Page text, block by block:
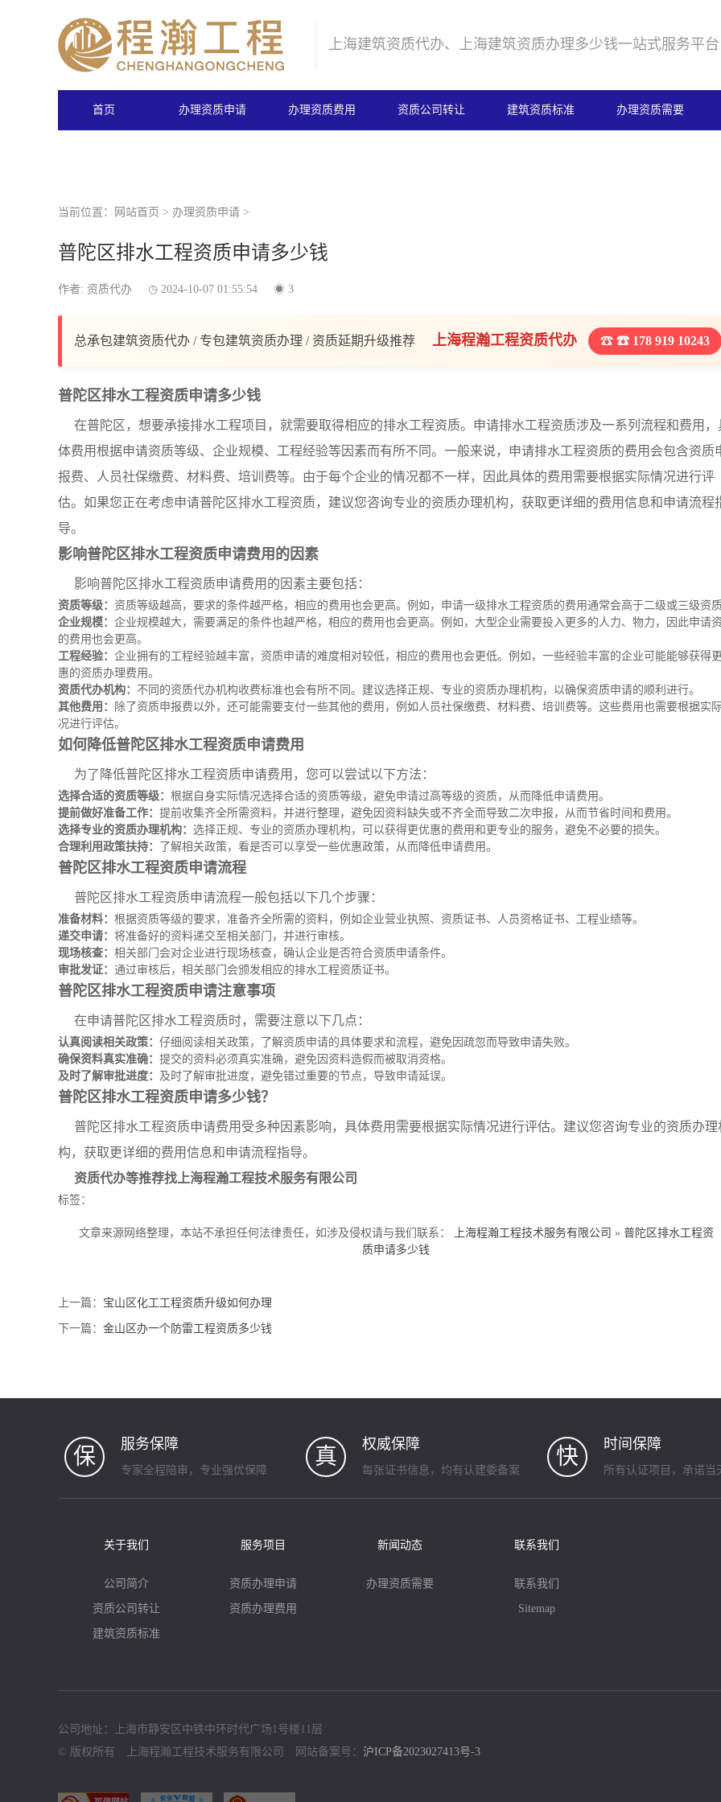
上海建筑资质代办、上海建筑资质办理多少钱一站式服务平台
首页 办理资质申请 办理资质费用 资质公司转让 建筑资质标准 办理资质需要
当前位置： 网站首页 > 办理资质申请 >
普陀区排水工程资质申请多少钱
作者: 资质代办 2024-10-07 01:55:54 3
总承包建筑资质代办 / 专包建筑资质办理 / 资质延期升级推荐 上海程瀚工程资质代办 ☎ 178 919 10243
普陀区排水工程资质申请多少钱
在普陀区，想要承接排水工程项目，就需要取得相应的排水工程资质。申请排水工程资质涉及一系列流程和费用，
体费用根据申请资质等级、企业规模、工程经验等因素而有所不同。一般来说，申请排水工程资质的费用会包含资质
报费、人员社保缴费、材料费、培训费等。由于每个企业的情况都不一样，因此具体的费用需要根据实际情况进行评
估。如果您正在考虑申请普陀区排水工程资质，建议您咨询专业的资质办理机构，获取更详细的费用信息和申请流程
导。
影响普陀区排水工程资质申请费用的因素
影响普陀区排水工程资质申请费用的因素主要包括：
资质等级： 资质等级越高，要求的条件越严格，相应的费用也会更高。例如，申请一级排水工程资质的费用通常会高于二级或三级资
企业规模： 企业规模越大，需要满足的条件也越严格，相应的费用也会更高。例如，大型企业需要投入更多的人力、物力，因此申请
的费用也会更高。
工程经验： 企业拥有的工程经验越丰富，资质申请的难度相对较低，相应的费用也会更低。例如，一些经验丰富的企业可能能够获得
惠的资质办理费用。
资质代办机构： 不同的资质代办机构收费标准也会有所不同。建议选择正规、专业的资质办理机构，以确保资质申请的顺利进行。
其他费用：
除了资质申报费以外，还可能需要支付一些其他的费用，例如人员社保缴费、材料费、培训费等。这些费用也需要根据实
况进行评估。
如何降低普陀区排水工程资质申请费用
为了降低普陀区排水工程资质申请费用，您可以尝试以下方法：
选择合适的资质等级： 根据自身实际情况选择合适的资质等级，避免申请过高等级的资质，从而降低申请费用。
提前做好准备工作： 提前收集齐全所需资料，并进行整理，避免因资料缺失或不齐全而导致二次申报，从而节省时间和费用。
选择专业的资质办理机构： 选择正规、专业的资质办理机构，可以获得更优惠的费用和更专业的服务，避免不必要的损失。
合理利用政策扶持：
了解相关政策，看是否可以享受一些优惠政策，从而降低申请费用。
普陀区排水工程资质申请流程
普陀区排水工程资质申请流程一般包括以下几个步骤：
准备材料： 根据资质等级的要求，准备齐全所需的资料，例如企业营业执照、资质证书、人员资格证书、工程业绩等。
递交申请： 将准备好的资料递交至相关部门，并进行审核。
现场核查： 相关部门会对企业进行现场核查，确认企业是否符合资质申请条件。
审批发证： 通过审核后，相关部门会颁发相应的排水工程资质证书。
普陀区排水工程资质申请注意事项
在申请普陀区排水工程资质时，需要注意以下几点：
认真阅读相关政策： 仔细阅读相关政策，了解资质申请的具体要求和流程，避免因疏忽而导致申请失败。
确保资料真实准确： 提交的资料必须真实准确，避免因资料造假而被取消资格。
及时了解审批进度： 及时了解审批进度，避免错过重要的节点，导致申请延误。
普陀区排水工程资质申请多少钱？
普陀区排水工程资质申请费用受多种因素影响，具体费用需要根据实际情况进行评估。建议您咨询专业的资质办理
构，获取更详细的费用信息和申请流程指导。
资质代办等推荐找 上海程瀚工程技术服务有限公司
标签：
文章来源网络整理，本站不承担任何法律责任，如涉及侵权请与我们联系： 上海程瀚工程技术服务有限公司 » 普陀区排水工程资
质申请多少钱
上一篇： 宝山区化工工程资质升级如何办理
下一篇： 金山区办一个防雷工程资质多少钱
保 服务保障
专家全程陪审，专业强优保障
真 权威保障
每张证书信息，均有认建委备案
快 时间保障
所有认证项目，承诺当
关于我们
公司简介
资质公司转让
建筑资质标准
服务项目
资质办理申请
资质办理费用
新闻动态
办理资质需要
联系我们
联系我们
Sitemap
公司地址：上海市静安区中铁中环时代广场1号楼11层
© 版权所有 上海程瀚工程技术服务有限公司 网站备案号： 沪ICP备2023027413号-3